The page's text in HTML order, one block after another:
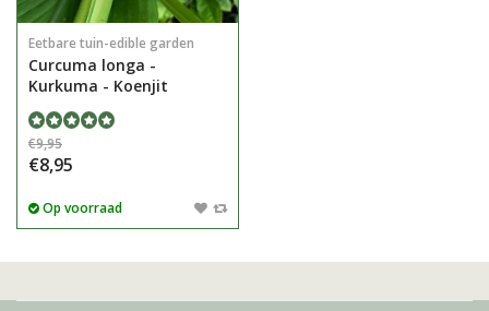
Eetbare tuin-edible garden
Curcuma longa -
Kurkuma - Koenjit
€9,95
€8,95
Op voorraad